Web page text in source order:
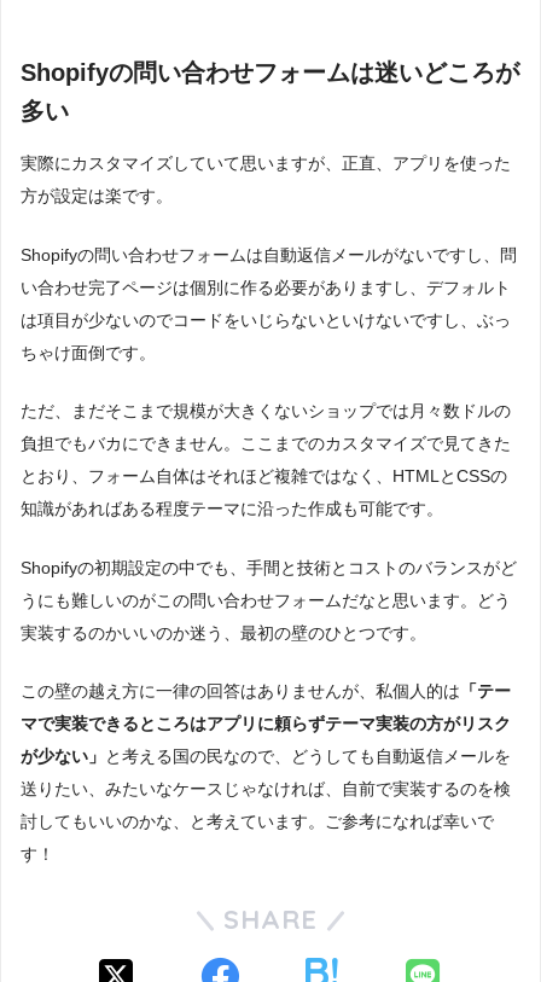
Shopifyの問い合わせフォームは迷いどころが
多い
実際にカスタマイズしていて思いますが、正直、アプリを使った
方が設定は楽です。
Shopifyの問い合わせフォームは自動返信メールがないですし、問
い合わせ完了ページは個別に作る必要がありますし、デフォルト
は項目が少ないのでコードをいじらないといけないですし、ぶっ
ちゃけ面倒です。
ただ、まだそこまで規模が大きくないショップでは月々数ドルの
負担でもバカにできません。ここまでのカスタマイズで見てきた
とおり、フォーム自体はそれほど複雑ではなく、HTMLとCSSの
知識があればある程度テーマに沿った作成も可能です。
Shopifyの初期設定の中でも、手間と技術とコストのバランスがど
うにも難しいのがこの問い合わせフォームだなと思います。どう
実装するのかいいのか迷う、最初の壁のひとつです。
この壁の越え方に一律の回答はありませんが、私個人的は 「テー
マで実装できるところはアプリに頼らずテーマ実装の方がリスク
が少ない」 と考える国の民なので、どうしても自動返信メールを
送りたい、みたいなケースじゃなければ、自前で実装するのを検
討してもいいのかな、と考えています。ご参考になれば幸いで
す！
SHARE